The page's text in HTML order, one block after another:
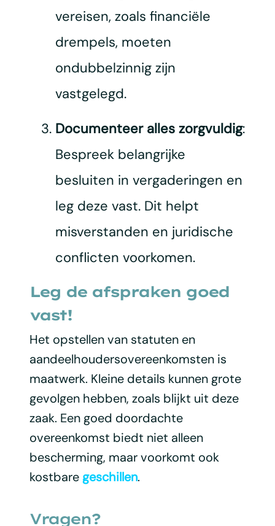
vereisen, zoals financiële
drempels, moeten
ondubbelzinnig zijn
vastgelegd.
Documenteer alles zorgvuldig:
Bespreek belangrijke
besluiten in vergaderingen en
leg deze vast. Dit helpt
misverstanden en juridische
conflicten voorkomen.
Leg de afspraken goed
vast!
Het opstellen van statuten en
aandeelhoudersovereenkomsten is
maatwerk. Kleine details kunnen grote
gevolgen hebben, zoals blijkt uit deze
zaak. Een goed doordachte
overeenkomst biedt niet alleen
bescherming, maar voorkomt ook
kostbaregeschillen.
Vragen?